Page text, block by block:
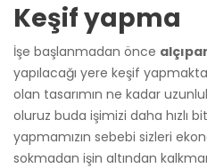
Keşif yapma
İşe başlanmadan önce
yapılacağı yere keşif
olan tasarımın ne kadar
oluruz buda işimizi daha hızlı
yapmamızın sebebi sizleri
sokmadan işin altından